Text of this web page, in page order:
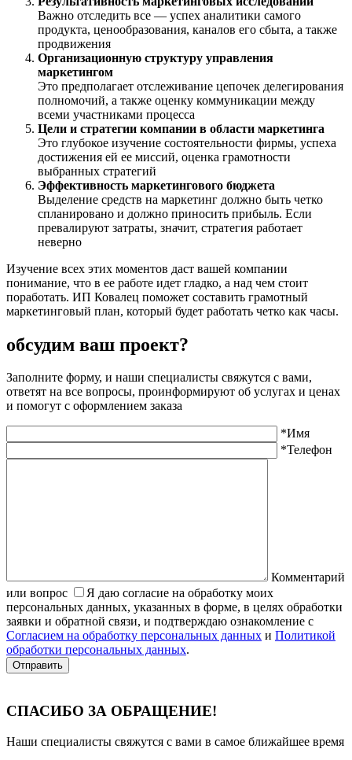
Важно отследить все — успех аналитики самого
продукта, ценообразования, каналов его сбыта, а также
продвижения
Организационную структуру управления
маркетингом
Это предполагает отслеживание цепочек делегирования
полномочий, а также оценку коммуникации между
всеми участниками процесса
Цели и стратегии компании в области маркетинга
Это глубокое изучение состоятельности фирмы, успеха
достижения ей ее миссий, оценка грамотности
выбранных стратегий
Эффективность маркетингового бюджета
Выделение средств на маркетинг должно быть четко
спланировано и должно приносить прибыль. Если
превалируют затраты, значит, стратегия работает
неверно
Изучение всех этих моментов даст вашей компании
понимание, что в ее работе идет гладко, а над чем стоит
поработать. ИП Ковалец поможет составить грамотный
маркетинговый план, который будет работать четко как часы.
обсудим ваш проект?
Заполните форму, и наши специалисты свяжутся с вами,
ответят на все вопросы, проинформируют об услугах и ценах
и помогут с оформлением заказа
*Имя
*Телефон
Комментарий
или вопрос
Я даю согласие на обработку моих
персональных данных, указанных в форме, в целях обработки
заявки и обратной связи, и подтверждаю ознакомление с
Согласием на обработку персональных данных и Политикой
обработки персональных данных.
Отправить
СПАСИБО ЗА ОБРАЩЕНИЕ!
Наши специалисты свяжутся с вами в самое ближайшее время